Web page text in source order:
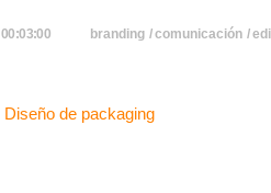
00:03:00 branding /comunicación /
Diseño de packaging